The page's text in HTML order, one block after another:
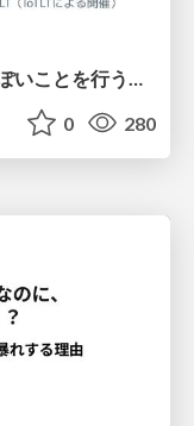
0 280